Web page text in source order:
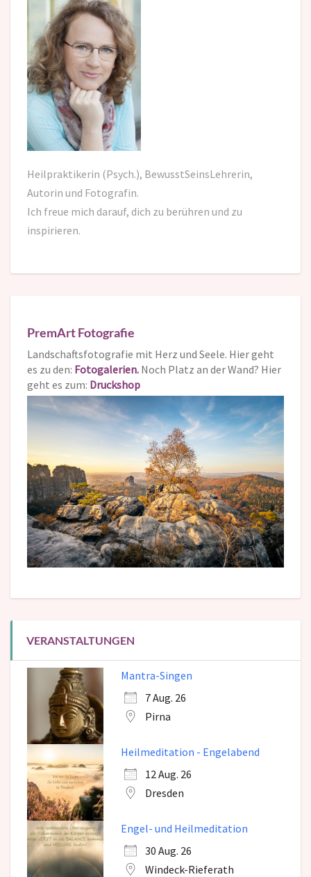
Heilpraktikerin (Psych.), BewusstSeinsLehrerin,
Autorin und Fotografin.
Ich freue mich darauf, dich zu berühren und zu
inspirieren.
PremArt Fotografie
Landschaftsfotografie mit Herz und Seele. Hier geht
es zu den: Fotogalerien. Noch Platz an der Wand? Hier
geht es zum: Druckshop
VERANSTALTUNGEN
Mantra-Singen
7 Aug. 26
Pirna
Heilmeditation - Engelabend
12 Aug. 26
Dresden
Engel- und Heilmeditation
30 Aug. 26
Windeck-Rieferath